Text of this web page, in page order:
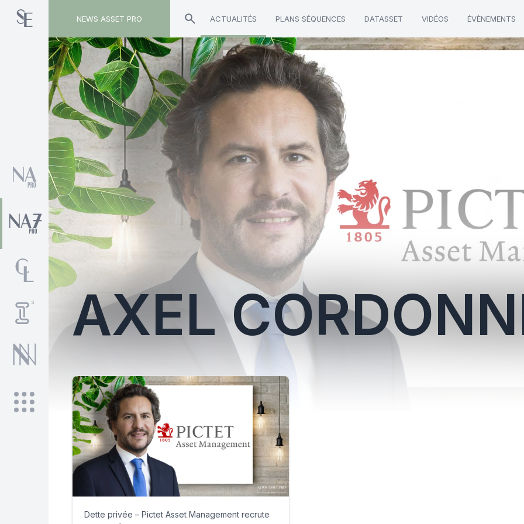
NEWS ASSET PRO ACTUALITÉS PLANS SÉQUENCES DATASSET VIDÉOS ÉVÈNEMENTS
Toute l'actualité sur le tag "Axel Cordonnier"
AXEL
Dette privée – Pictet Asset Management recrute